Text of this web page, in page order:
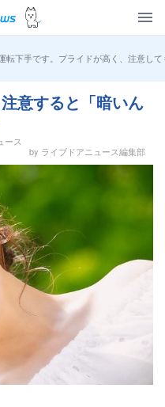
運転下手です。プライドが高く、注意し
意すると「暗いん
ース
by ライブドアニュース編集部